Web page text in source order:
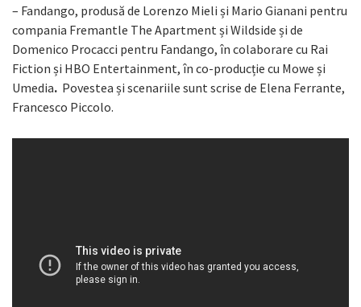
– Fandango, produsă de Lorenzo Mieli și Mario Gianani pentru
compania Fremantle The Apartment și Wildside și de
Domenico Procacci pentru Fandango, în colaborare cu Rai
Fiction și HBO Entertainment, în co-producție cu Mowe și
Umedia. Povestea și scenariile sunt scrise de Elena Ferrante,
Francesco Piccolo.